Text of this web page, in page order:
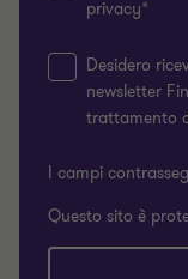
privacy*
Desidero
newsletter
trattamento
I campi
Questo sito è